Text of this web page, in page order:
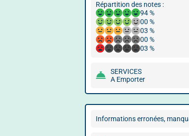
Répartition des notes :
94 %
00 %
03 %
00 %
03 %
SERVICES
A Emporter
Informations erronées,